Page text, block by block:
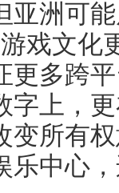
亚洲可
戏文化
更多跨
字上，
所有
乐中心